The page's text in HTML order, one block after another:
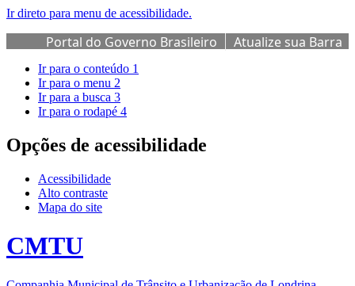
Ir direto para menu de acessibilidade.
Portal do Governo Brasileiro
Atualize sua Barra
de Governo
Ir para o conteúdo 1
Ir para o menu 2
Ir para a busca 3
Ir para o rodapé 4
Opções de acessibilidade
Acessibilidade
Alto contraste
Mapa do site
CMTU